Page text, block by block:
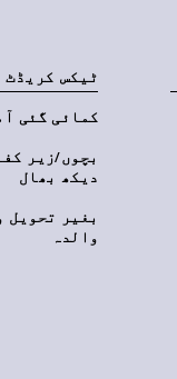
ٹیکس کریڈٹ
کمائی گئی
بچوں/زیر
دیکھ بھال
بغیر تحویل
والدہ